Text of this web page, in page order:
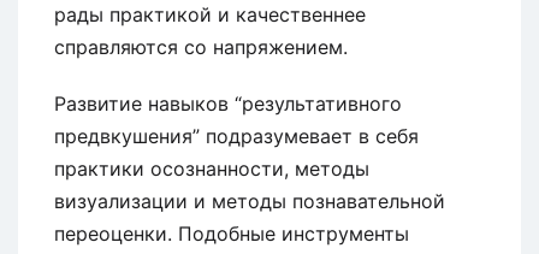
рады практикой и качественнее
справляются со напряжением.
Развитие навыков “результативного
предвкушения” подразумевает в себя
практики осознанности, методы
визуализации и методы познавательной
переоценки. Подобные инструменты